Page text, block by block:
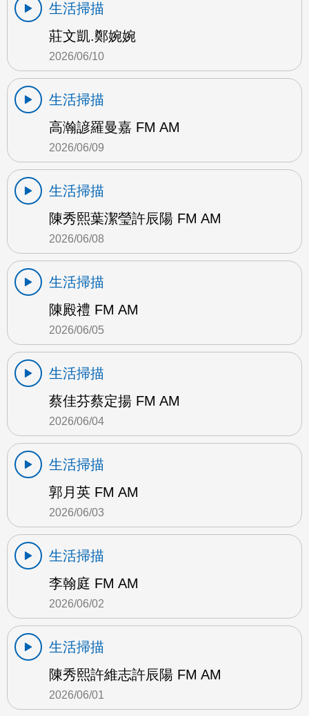
生活掃描
莊文凱.鄭婉婉
2026/06/10
生活掃描
高瀚諺羅曼嘉 FM AM
2026/06/09
生活掃描
陳秀熙葉潔瑩許辰陽 FM AM
2026/06/08
生活掃描
陳殿禮 FM AM
2026/06/05
生活掃描
蔡佳芬蔡定揚 FM AM
2026/06/04
生活掃描
郭月英 FM AM
2026/06/03
生活掃描
李翰庭 FM AM
2026/06/02
生活掃描
陳秀熙許維志許辰陽 FM AM
2026/06/01